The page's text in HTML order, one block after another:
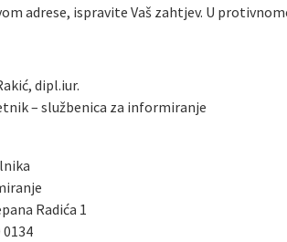
adrese, ispravite Vaš zahtjev. U
dipl.iur.
– službenica za informiranje
Radića 1
0134